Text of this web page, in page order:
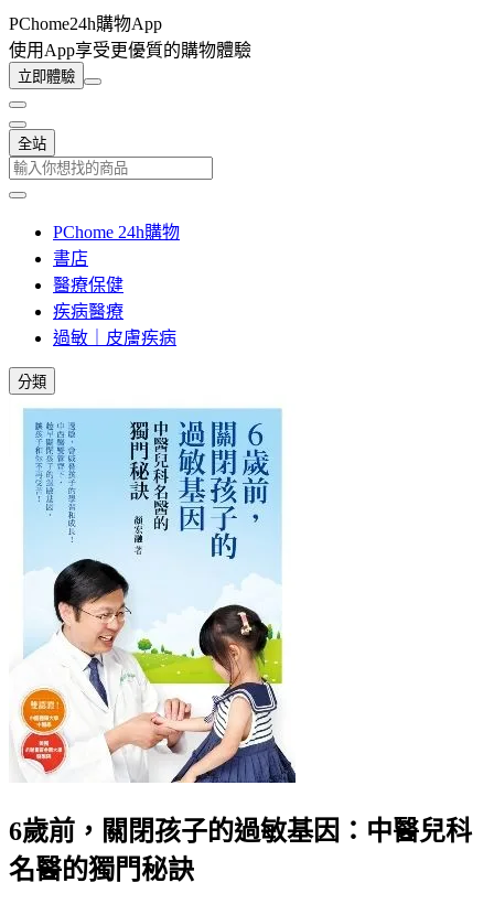
PChome24h購物App
使用App享受更優質的購物體驗
立即體驗
全站
PChome 24h購物
書店
醫療保健
疾病醫療
過敏｜皮膚疾病
分類
6歲前，關閉孩子的過敏基因：中醫兒科
名醫的獨門秘訣